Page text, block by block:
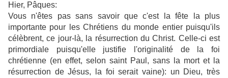
Hier, Pâques:
Vous n'êtes pas sans savoir que c'est la fête la plus
importante pour les Chrétiens du monde entier puisqu'ils
célèbrent, ce jour-là, la résurrection du Christ. Celle-ci est
primordiale puisqu'elle justifie l'originalité de la foi
chrétienne (en effet, selon saint Paul, sans la mort et la
résurrection de Jésus, la foi serait vaine): un Dieu, très